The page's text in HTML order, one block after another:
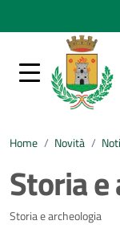
Home / Novità /
Storia
Dettagli
Storia e archeologia